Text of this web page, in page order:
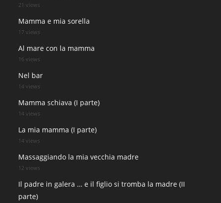
21 views
Mamma e mia sorella
17 views
Al mare con la mamma
16 views
Nel bar
14 views
Mamma schiava (I parte)
14 views
La mia mamma (I parte)
14 views
Massaggiando la mia vecchia madre
12 views
Il padre in galera … e il figlio si tromba la madre (II
parte)